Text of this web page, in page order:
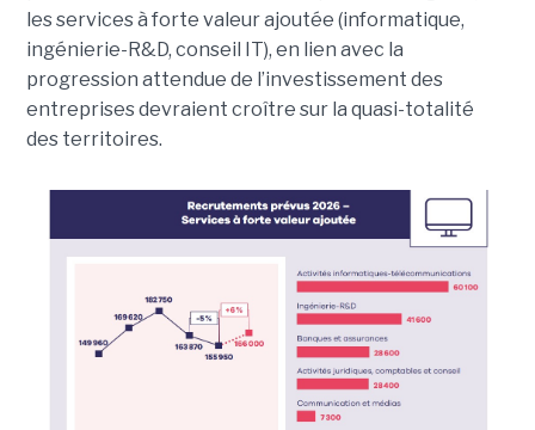
les services à forte valeur ajoutée (informatique,
ingénierie-R&D, conseil IT), en lien avec la
progression attendue de l’investissement des
entreprises devraient croître sur la quasi-totalité
des territoires.